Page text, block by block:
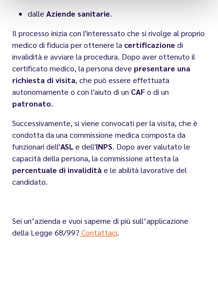
dalle Aziende sanitarie.
Il processo inizia con l'interessato che si rivolge al proprio
medico di fiducia per ottenere la certificazione di
invalidità e avviare la procedura. Dopo aver ottenuto il
certificato medico, la persona deve presentare una
richiesta di visita, che può essere effettuata
autonomamente o con l'aiuto di un CAFo di un
patronato.
Successivamente, si viene convocati per la visita, che è
condotta da una commissione medica composta da
funzionari dell'ASLe dell'INPS. Dopo aver valutato le
capacità della persona, la commissione attesta la
percentuale di invalidità e le abilità lavorative del
candidato.
Sei un’azienda e vuoi saperne di più sull’applicazione
della Legge 68/99? Contattaci.